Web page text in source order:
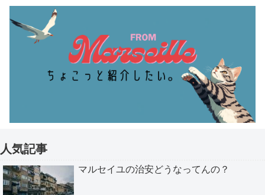
人気記事
マルセイユの治安どうなってんの？